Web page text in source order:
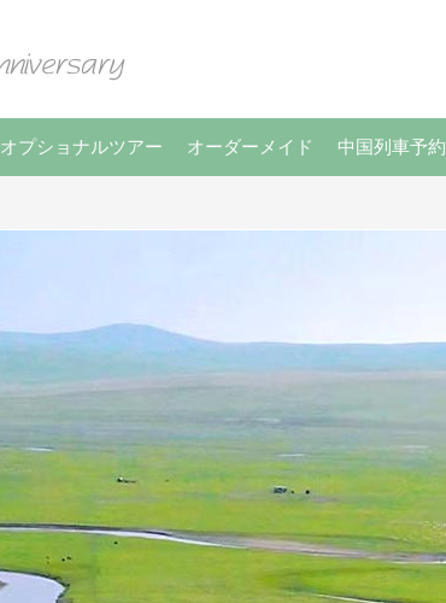
オプショナルツアー オーダーメイド 中国列車予約